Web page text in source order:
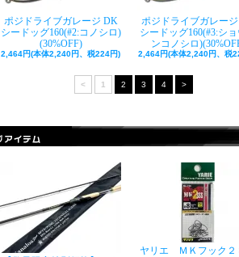
ポジドライブガレージ DK
シードッグ160(#2:コノシロ)
(30%OFF)
2,464円(本体2,240円、税224円)
ポジドライブガレー
シードッグ160(#3:シ
ンコノシロ
2,464円(本体2,240円、税
< 1 2 3 4 >
ヤリエ ＭＫフック２